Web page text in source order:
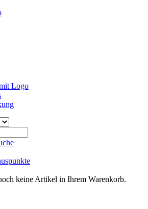
Logo
keine Artikel in Ihrem Warenkorb.